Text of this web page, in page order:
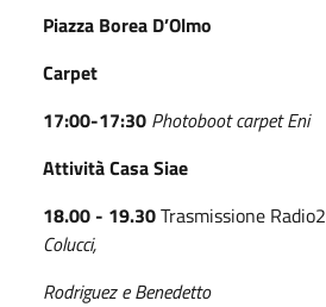
Piazza Borea D’Olmo
Carpet
17:00-17:30 Photoboot carpet Eni
Attività Casa Siae
18.00 - 19.30Trasmissione Radio2
Colucci,
Rodriguez e Benedetto